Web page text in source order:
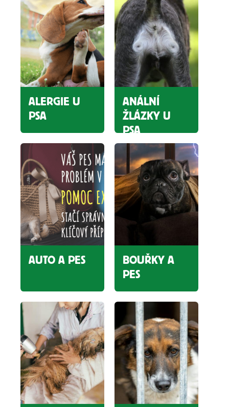
ALERGIE U
PSA
ANÁLNÍ
ŽLÁZKY U
PSA
AUTO A PES
BOUŘKY A
PES